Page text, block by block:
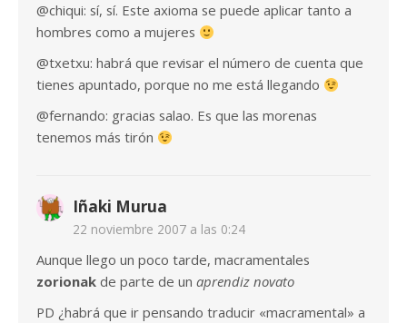
@chiqui: sí, sí. Este axioma se puede aplicar tanto a
hombres como a mujeres
@txetxu: habrá que revisar el número de cuenta que
tienes apuntado, porque no me está llegando
@fernando: gracias salao. Es que las morenas
tenemos más tirón
Iñaki Murua
22 noviembre 2007 a las 0:24
Aunque llego un poco tarde, macramentales
zorionak de parte de un aprendiz novato
PD ¿habrá que ir pensando traducir «macramental» a